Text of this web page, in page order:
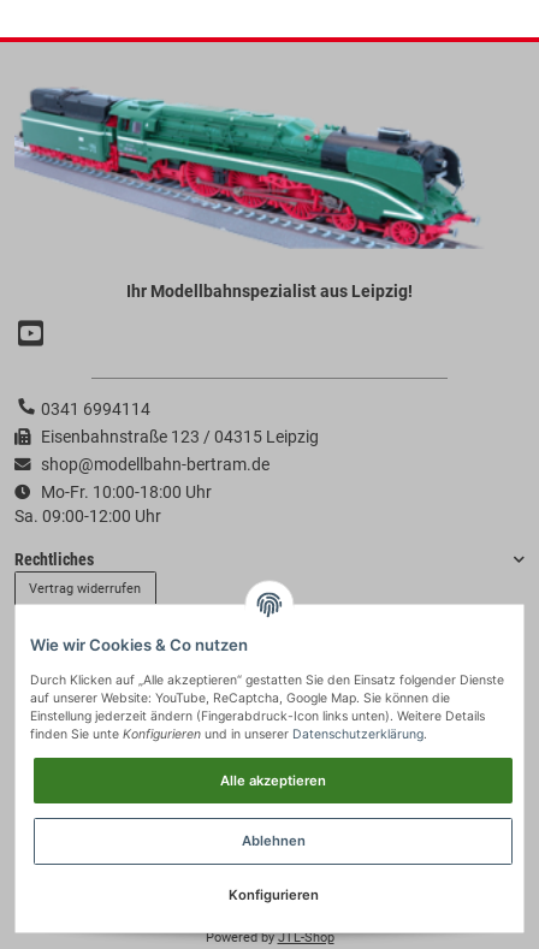
Ihr Modellbahnspezialist aus Leipzig!
0341 6994114
Eisenbahnstraße 123 / 04315 Leipzig
shop@modellbahn-bertram.de
Mo-Fr. 10:00-18:00 Uhr
Sa. 09:00-12:00 Uhr
Rechtliches
Vertrag widerrufen
Zahlung & Versand
Powered byJTL-Shop
Wie wir Cookies & Co nutzen
Durch Klicken auf „Alle akzeptieren“ gestatten Sie den Einsatz folgender Dienste
auf unserer Website: YouTube, ReCaptcha, Google Map. Sie können die
Einstellung jederzeit ändern (Fingerabdruck-Icon links unten). Weitere Details
finden Sie unte Konfigurieren und in unserer Datenschutzerklärung.
Alle akzeptieren
Ablehnen
Konfigurieren